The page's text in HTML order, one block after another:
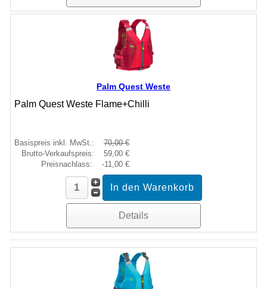
Palm Quest Weste
Palm Quest Weste Flame+Chilli
Basispreis inkl. MwSt.:
70,00 €
Brutto-Verkaufspreis:
59,00 €
Preisnachlass:
-11,00 €
Details